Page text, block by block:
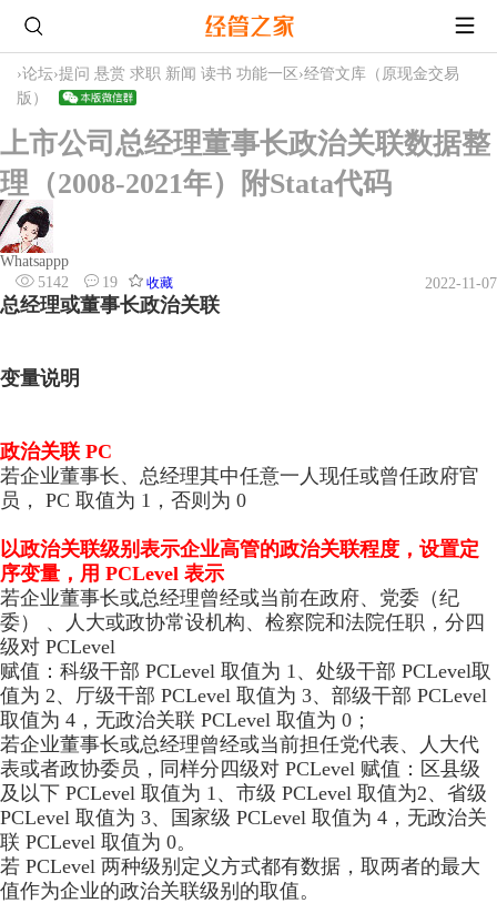
›论坛›提问 悬赏 求职 新闻 读书 功能一区 ›经管文库（原现金交易
版）
上市公司总经理董事长政治关联数据整
理（2008-2021年）附Stata代码
Whatsappp
5142
19 收藏 2022-11-07
总经理或董事长政治关联
变量说明
政治关联 PC
若企业董事长、总经理其中任意一人现任或曾任政府官
员， PC 取值为 1，否则为 0
以政治关联级别表示企业高管的政治关联程度，设置定
序变量，用 PCLevel 表示
若企业董事长或总经理曾经或当前在政府、党委（纪
委） 、人大或政协常设机构、检察院和法院任职，分四
级对 PCLevel
赋值：科级干部 PCLevel 取值为 1、处级干部 PCLevel取
值为 2、厅级干部 PCLevel 取值为 3、部级干部 PCLevel
取值为 4，无政治关联 PCLevel 取值为 0；
若企业董事长或总经理曾经或当前担任党代表、人大代
表或者政协委员，同样分四级对 PCLevel 赋值：区县级
及以下 PCLevel 取值为 1、市级 PCLevel 取值为2、省级
PCLevel 取值为 3、国家级 PCLevel 取值为 4，无政治关
联 PCLevel 取值为 0。
若 PCLevel 两种级别定义方式都有数据，取两者的最大
值作为企业的政治关联级别的取值。